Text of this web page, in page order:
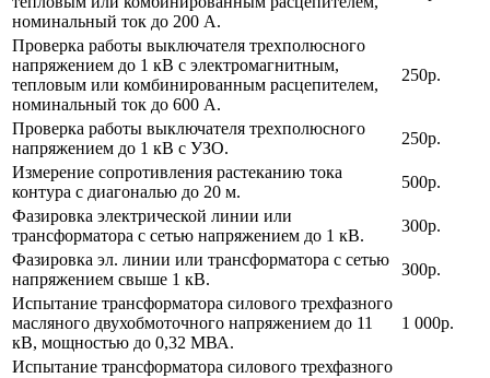
номинальный ток до 200 А.
Проверка работы выключателя трехполюсного
напряжением до 1 кВ с электромагнитным,
тепловым или комбинированным расцепителем,
номинальный ток до 600 А.
250р.
Проверка работы выключателя трехполюсного
напряжением до 1 кВ с УЗО.
250р.
Измерение сопротивления растеканию тока
контура с диагональю до 20 м.
500р.
Фазировка электрической линии или
трансформатора с сетью напряжением до 1 кВ.
300р.
Фазировка эл. линии или трансформатора с сетью
напряжением свыше 1 кВ.
300р.
Испытание трансформатора силового трехфазного
масляного двухобмоточного напряжением до 11
кВ, мощностью до 0,32 МВА.
1 000р.
Испытание трансформатора силового трехфазного